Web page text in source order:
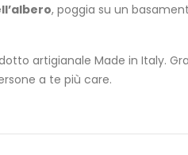
, poggia su un
artigianale Made in Italy.
a te più care.